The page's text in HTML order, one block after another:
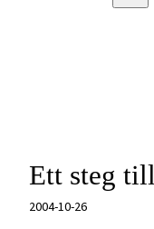
Ett steg till
2004-10-26